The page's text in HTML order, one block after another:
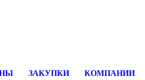
ЗАКУПКИ КОМПАНИИ